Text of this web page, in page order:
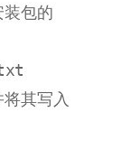
装包的
其写入